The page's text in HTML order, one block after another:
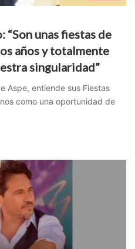
unas fiestas de
años y totalmente
singularidad”
Aspe, entiende sus Fiestas
como una oportunidad de